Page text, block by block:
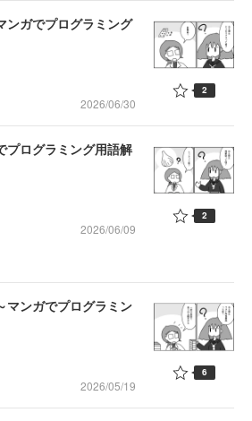
ンガでプログラミング
2026/06/30
2
プログラミング用語解
2026/06/09
2
マンガでプログラミン
2026/05/19
6